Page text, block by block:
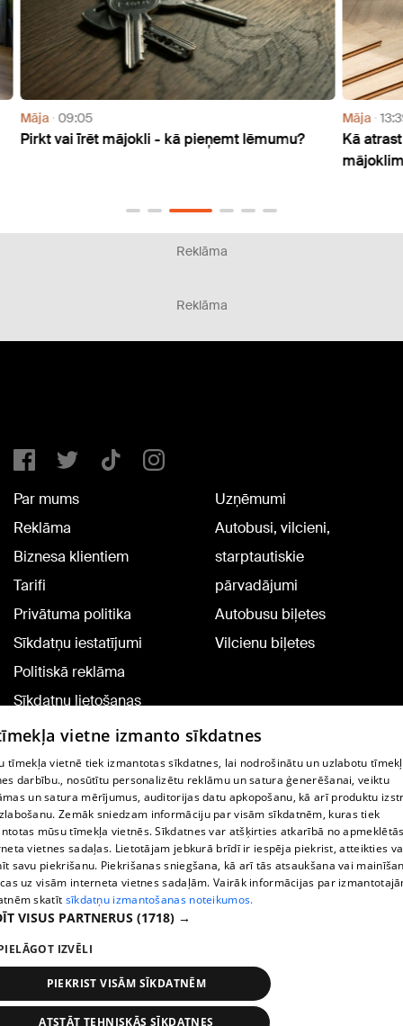
Māja 13:39
Kā atrast piemērotāko grīdas segumu
Reklāma
Reklāma
Par mums
Reklāma
Biznesa klientiem
Tarifi
Privātuma politika
Sīkdatņu iestatījumi
Politiskā reklāma
Sīkdatņu lietošanas
noteikumi
Komentāru pievienošana
Uzņēmumi
Autobusi, vilcieni,
starptautiskie
pārvadājumi
Autobusu biļetes
Vilcienu biļetes
TV programma
Līguma noteikumi
360 Ziņu kontakti
Helio Media
Portāla palīdzības dienests: e-pasts -
All rights reserved.
vietne izmanto sīkdatnes
tīmekļa vietnē tiek izmantotas sīkdatnes, lai nodrošinātu un uzlabotu
darbību., nosūtītu personalizētu reklāmu un satura ģenerēšanai, veiktu
un satura mērījumus, auditorijas datu apkopošanu, kā arī produktu
Zemāk sniedzam informāciju par visām sīkdatnēm, kuras tiek
mūsu tīmekļa vietnēs. Sīkdatnes var atšķirties atkarībā no
vietnes sadaļas. Lietotājam jebkurā brīdī ir iespēja piekrist, atteikties
savu piekrišanu. Piekrišanas sniegšana, kā arī tās atsaukšana vai
uz visām interneta vietnes sadaļām. Vairāk informācijas par
skatīt sīkdatņu izmantošanas noteikumos.
VISUS PARTNERUS (1718) →
IZVĒLI
PIEKRIST VISĀM SĪKDATNĒM
ATSTĀT TEHNISKĀS SĪKDATNES